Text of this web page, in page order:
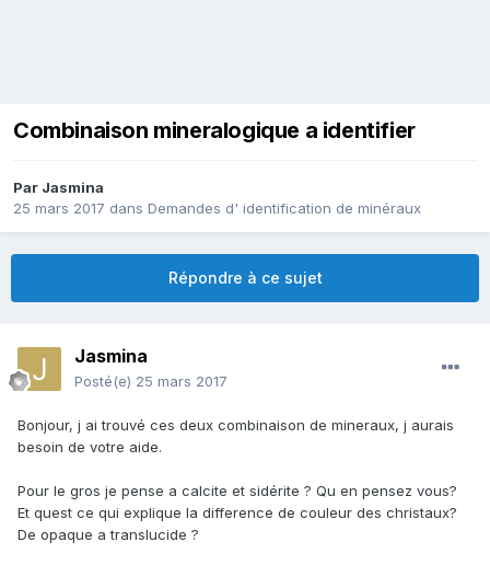
Combinaison mineralogique a identifier
Par Jasmina
25 mars 2017 dans Demandes d' identification de minéraux
Répondre à ce sujet
Jasmina
Posté(e) 25 mars 2017
Bonjour, j ai trouvé ces deux combinaison de mineraux, j aurais
besoin de votre aide.
Pour le gros je pense a calcite et sidérite ? Qu en pensez vous?
Et quest ce qui explique la difference de couleur des christaux?
De opaque a translucide ?